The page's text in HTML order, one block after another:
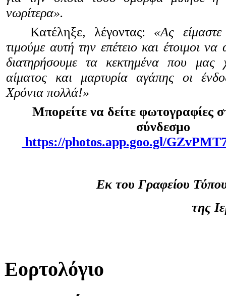
νωρίτερα».
Κατέληξε, λέγοντας: «Ας
τιμούμε αυτή την επέτειο και έτοιμοι
διατηρήσουμε τα κεκτημένα που μας
αίματος και μαρτυρία αγάπης οι
Χρόνια πολλά!»
Μπορείτε να δείτε φωτογραφίες
σύνδεσμο
https://photos.app.goo.gl/
Εκ του Γραφείου
της
Εορτολόγιο